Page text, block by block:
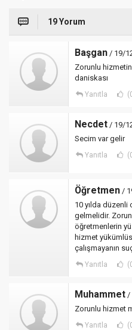
19 Yorum
Başgan / 19/
Zorunlu
daniskası
Yanıtla
Necdet / 19/
Secim var gelir
Yanıtla
Öğretmen /
10 yılda düzenli
gelmelidir.
öğretmenlerin
hizmet
çalışmayanın
Yanıtla
Muhammet /
Zorunlu hizmet
Yanıtla